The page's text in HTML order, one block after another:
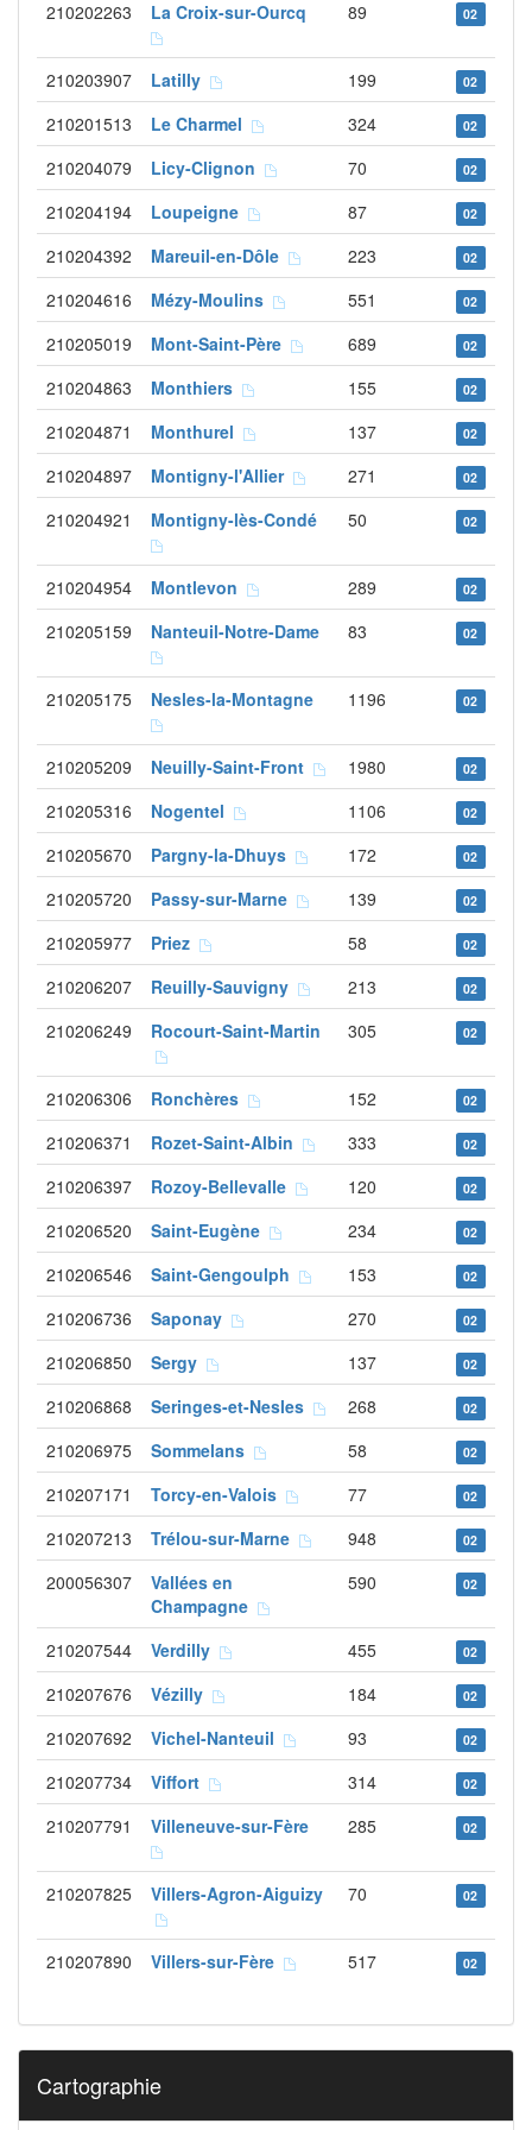
210202263 La Croix-sur-Ourcq 89 02
210203907 Latilly 199 02
210201513 Le Charmel 324 02
210204079 Licy-Clignon 70 02
210204194 Loupeigne 87 02
210204392 Mareuil-en-Dôle 223 02
210204616 Mézy-Moulins 551 02
210205019 Mont-Saint-Père 689 02
210204863 Monthiers 155 02
210204871 Monthurel 137 02
210204897 Montigny-l'Allier 271 02
210204921 Montigny-lès-Condé 50 02
210204954 Montlevon 289 02
210205159 Nanteuil-Notre-Dame 83 02
210205175 Nesles-la-Montagne 1196 02
210205209 Neuilly-Saint-Front 1980 02
210205316 Nogentel 1106 02
210205670 Pargny-la-Dhuys 172 02
210205720 Passy-sur-Marne 139 02
210205977 Priez 58 02
210206207 Reuilly-Sauvigny 213 02
210206249 Rocourt-Saint-Martin 305 02
210206306 Ronchères 152 02
210206371 Rozet-Saint-Albin 333 02
210206397 Rozoy-Bellevalle 120 02
210206520 Saint-Eugène 234 02
210206546 Saint-Gengoulph 153 02
210206736 Saponay 270 02
210206850 Sergy 137 02
210206868 Seringes-et-Nesles 268 02
210206975 Sommelans 58 02
210207171 Torcy-en-Valois 77 02
210207213 Trélou-sur-Marne 948 02
200056307
Vallées en
Champagne
590 02
210207544 Verdilly 455 02
210207676 Vézilly 184 02
210207692 Vichel-Nanteuil 93 02
210207734 Viffort 314 02
210207791 Villeneuve-sur-Fère 285 02
210207825 Villers-Agron-Aiguizy 70 02
210207890 Villers-sur-Fère 517 02
Cartographie